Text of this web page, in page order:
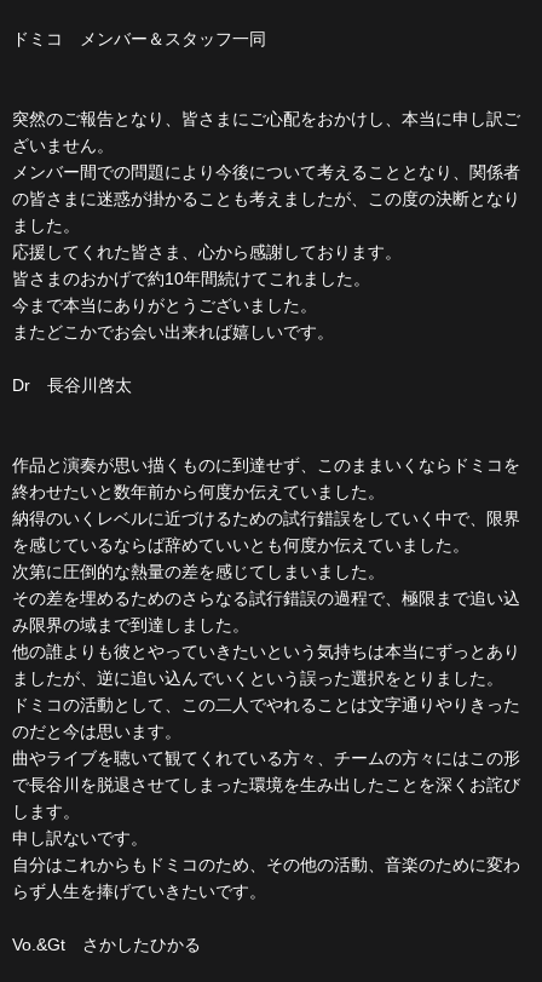
ドミコ メンバー＆スタッフ一同
突然のご報告となり、皆さまにご心配をおかけし、本当に申し訳ご
ざいません。
メンバー間での問題により今後について考えることとなり、関係者
の皆さまに迷惑が掛かることも考えましたが、この度の決断となり
ました。
応援してくれた皆さま、心から感謝しております。
皆さまのおかげで約10年間続けてこれました。
今まで本当にありがとうございました。
またどこかでお会い出来れば嬉しいです。
Dr 長谷川啓太
作品と演奏が思い描くものに到達せず、このままいくならドミコを
終わせたいと数年前から何度か伝えていました。
納得のいくレベルに近づけるための試行錯誤をしていく中で、限界
を感じているならば辞めていいとも何度か伝えていました。
次第に圧倒的な熱量の差を感じてしまいました。
その差を埋めるためのさらなる試行錯誤の過程で、極限まで追い込
み限界の域まで到達しました。
他の誰よりも彼とやっていきたいという気持ちは本当にずっとあり
ましたが、逆に追い込んでいくという誤った選択をとりました。
ドミコの活動として、この二人でやれることは文字通りやりきった
のだと今は思います。
曲やライブを聴いて観てくれている方々、チームの方々にはこの形
で長谷川を脱退させてしまった環境を生み出したことを深くお詫び
します。
申し訳ないです。
自分はこれからもドミコのため、その他の活動、音楽のために変わ
らず人生を捧げていきたいです。
Vo.&Gt さかしたひかる